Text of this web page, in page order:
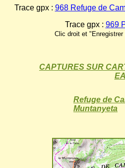
Trace gpx : 968 Refuge de
Trace gpx : 969
Clic droit et
CAPTURES SUR
Refuge de
Muntanyeta